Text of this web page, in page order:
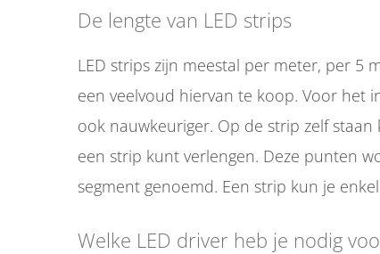
De lengte van LED strips
LED strips zijn meestal per meter, per 5
een veelvoud hiervan te koop. Voor het
ook nauwkeuriger. Op de strip zelf
een strip kunt verlengen. Deze punten
segment genoemd. Een strip kun je
Welke LED driver heb je nodig